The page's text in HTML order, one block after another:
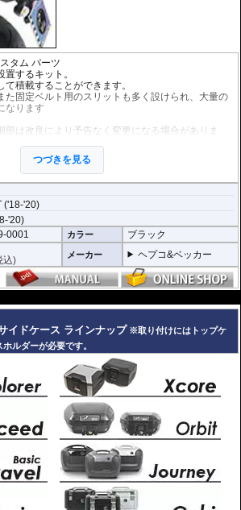
タム パーツ
するキット。
積載することができます。
た固定ベルト用のスリットも多く設けられ、大量の
なります
は改良により予告なく変更になる場合がありま
無いか 御購入前に予めご確認下さい。
つづきを見る
('18-'20)
'20)
0001 カラー ブラック
込) メーカー ヘプコ&ベッカー
イドケース ラインナップ ※取り付けにはトップケ
ルダーが必要です。